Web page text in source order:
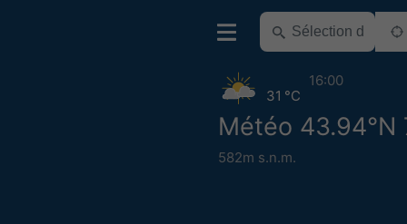
Météo 43.94°N
582m s.n.m.
31 °C
16:00